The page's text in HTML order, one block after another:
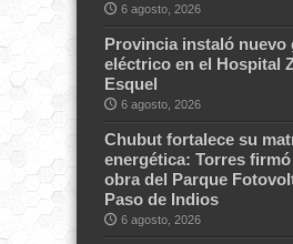
6 agosto, 2026
Provincia instaló nuevo
eléctrico en el Hospital
Esquel
6 agosto, 2026
Chubut fortalece su
energética: Torres
obra del Parque
Paso de Indios
6 agosto, 2026